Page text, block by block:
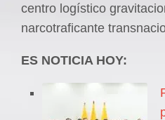
centro logístico
narcotraficante
ES NOTICIA HOY: